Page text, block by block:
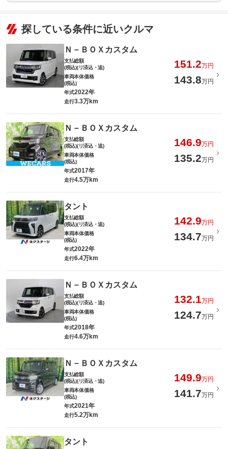
探している条件に近いクルマ
Ｎ－ＢＯＸカスタム
支払総額
(税込)(リ済込・追)
151.2万円
車両本体価格
(税込)
143.8万円
年式2022年
走行3.3万km
Ｎ－ＢＯＸカスタム
支払総額
(税込)(リ済込・追)
146.9万円
車両本体価格
(税込)
135.2万円
年式2017年
走行4.5万km
タント
支払総額
(税込)(リ済込・追)
142.9万円
車両本体価格
(税込)
134.7万円
年式2022年
走行6.4万km
Ｎ－ＢＯＸカスタム
支払総額
(税込)(リ済込・追)
132.1万円
車両本体価格
(税込)
124.7万円
年式2018年
走行4.6万km
Ｎ－ＢＯＸカスタム
支払総額
(税込)(リ済込・追)
149.9万円
車両本体価格
(税込)
141.7万円
年式2021年
走行5.2万km
タント